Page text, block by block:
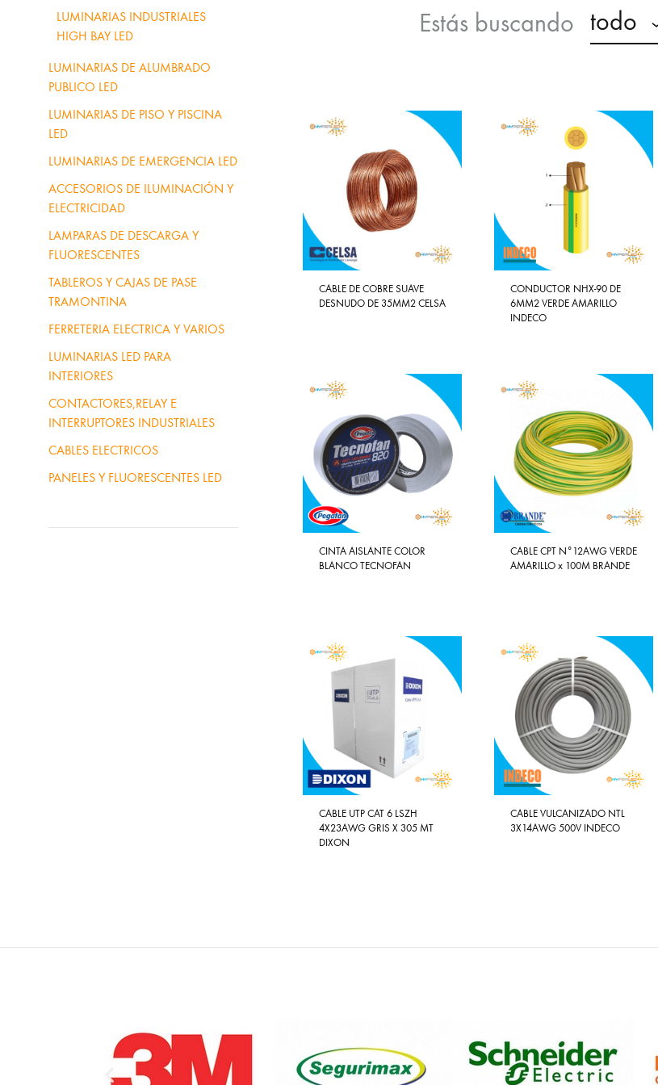
Estás buscando todo
CABLE DE COBRE SUAVE
DESNUDO DE 35MM2 CELSA
CONDUCTOR NHX-90 DE
6MM2 VERDE AMARILLO
INDECO
CINTA AISLANTE COLOR
BLANCO TECNOFAN
CABLE CPT N°12AWG VERDE
AMARILLO x 100M BRANDE
CABLE UTP CAT 6 LSZH
4X23AWG GRIS X 305 MT
DIXON
CABLE VULCANIZADO NTL
3X14AWG 500V INDECO
LUMINARIAS INDUSTRIALES
HIGH BAY LED
LUMINARIAS DE ALUMBRADO
PUBLICO LED
LUMINARIAS DE PISO Y PISCINA
LED
LUMINARIAS DE EMERGENCIA LED
ACCESORIOS DE ILUMINACIÓN Y
ELECTRICIDAD
LAMPARAS DE DESCARGA Y
FLUORESCENTES
TABLEROS Y CAJAS DE PASE
TRAMONTINA
FERRETERIA ELECTRICA Y VARIOS
LUMINARIAS LED PARA
INTERIORES
CONTACTORES,RELAY E
INTERRUPTORES INDUSTRIALES
CABLES ELECTRICOS
PANELES Y FLUORESCENTES LED